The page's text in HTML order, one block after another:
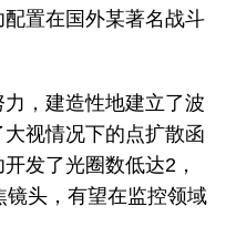
置在国外某著名战斗
，建造性地建立了波
视情况下的点扩散函
发了光圈数低达2，
头，有望在监控领域